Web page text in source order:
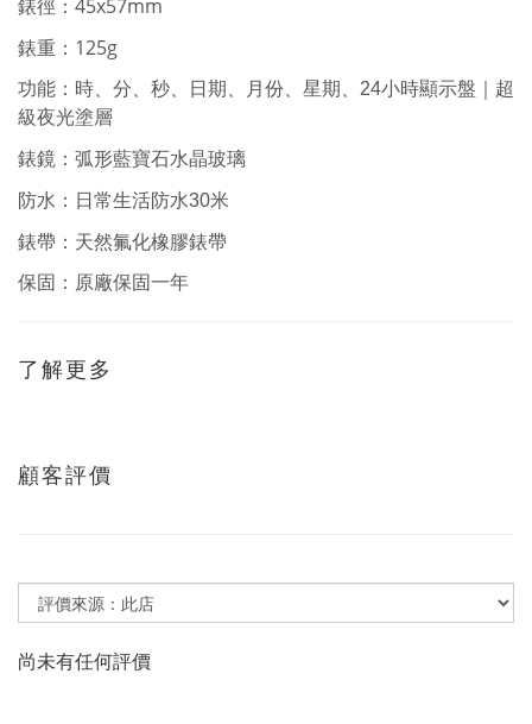
錶徑： 45x57mm
錶重： 125g
功能：時、分 、秒、日期、月份、星期、24小時顯示盤 ｜超
級夜光塗層
錶鏡：弧形藍寶石水晶玻璃
防水：日常生活防水30米
錶帶：天然氟化橡膠錶帶
保固： 原廠保固一年
了解更多
顧客評價
尚未有任何評價